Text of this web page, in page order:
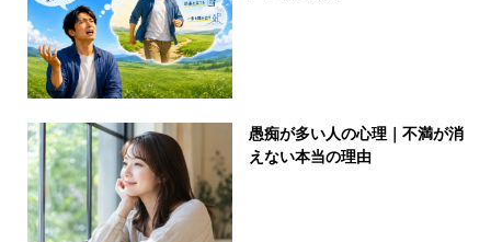
愚痴が多い人の心理｜不満が消
えない本当の理由